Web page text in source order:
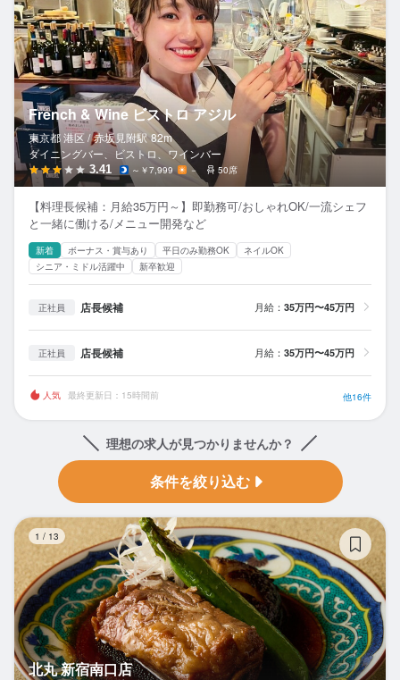
French & Wine ビストロ アジル
東京都 港区 / 赤坂見附駅 82m
ダイニングバー、ビストロ、ワインバー
3.41 ～￥7,999 － 50席
【料理長候補：月給35万円～】即勤務可/おしゃれOK/一流シェフ
と一緒に働ける/メニュー開発など
新着 ボーナス・賞与あり 平日のみ勤務OK
ネイルOK
シニア・ミドル活躍中
新卒歓迎
正社員 店長候補 月給： 35万円〜45万円
正社員 店長候補 月給： 35万円〜45万円
人気 最終更新日：15時間前 他16件
理想の求人が見つかりませんか？
条件を絞り込む
1 / 13
北丸 新宿南口店